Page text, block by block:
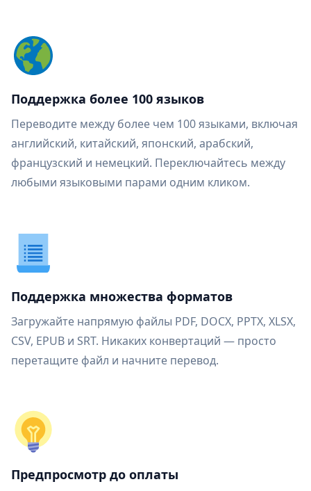
Поддержка более 100 языков
Переводите между более чем 100 языками, включая
английский, китайский, японский, арабский,
французский и немецкий. Переключайтесь между
любыми языковыми парами одним кликом.
Поддержка множества форматов
Загружайте напрямую файлы PDF, DOCX, PPTX, XLSX,
CSV, EPUB и SRT. Никаких конвертаций — просто
перетащите файл и начните перевод.
Предпросмотр до оплаты